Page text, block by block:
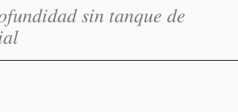
sin tanque de